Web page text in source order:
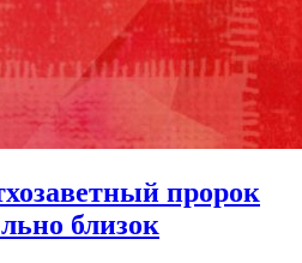
пророк
близок